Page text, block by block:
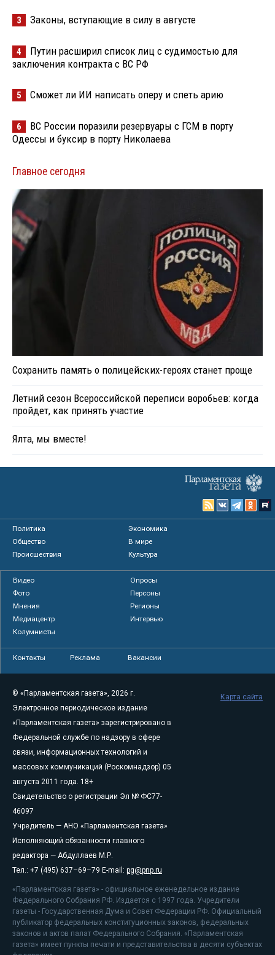
3 Законы, вступающие в силу в августе
4
Путин расширил список лиц с судимостью для
заключения контракта с ВС РФ
5 Сможет ли ИИ написать оперу и спеть арию
6
ВС России поразили резервуары с ГСМ в порту
Одессы и буксир в порту Николаева
Главное сегодня
Сохранить память о полицейских-героях станет проще
Летний сезон Всероссийской переписи воробьев: когда
пройдет, как принять участие
Ялта, мы вместе!
Политика
Экономика
Общество
В мире
Происшествия
Культура
Видео
Опросы
Фото
Персоны
Мнения
Регионы
Медиацентр
Интервью
Колумнисты
Контакты Реклама Вакансии
© «Парламентская газета», 2026 г.
Электронное периодическое издание
«Парламентская газета» зарегистрировано в
Федеральной службе по надзору в сфере
связи, информационных технологий и
массовых коммуникаций (Роскомнадзор) 05
августа 2011 года. 18+
Свидетельство о регистрации Эл № ФС77-
46097
Учредитель — АНО «Парламентская газета»
Исполняющий обязанности главного
редактора — Абдуллаев М.Р.
Тел.: +7 (495) 637–69–79 E-mail: pg@pnp.ru
«Парламентская газета» - официальное еженедельное издание
Федерального Собрания РФ. Издается с 1997 года. Учредители
газеты - Государственная Дума и Совет Федерации РФ. Официальный
публикатор федеральных конституционных законов, федеральных
законов и актов палат Федерального Собрания. «Парламентская
газета» имеет пункты печати и представительства в десяти субъектах
Карта сайта